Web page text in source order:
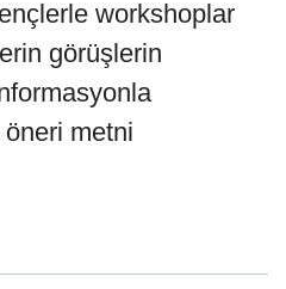
workshoplar
görüşlerin
metni